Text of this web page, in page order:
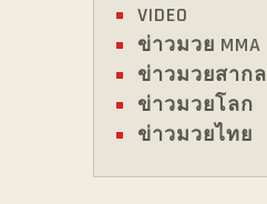
VIDEO
ข่าวมวย MMA
ข่าวมวยสากล
ข่าวมวยโลก
ข่าวมวยไทย